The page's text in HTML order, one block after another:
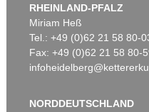
RHEINLAND-PFALZ
Miriam Heß
Tel.: +49 (0)62 21 58 80-
Fax: +49 (0)62 21 58 80-
NORDDEUTSCHLAND